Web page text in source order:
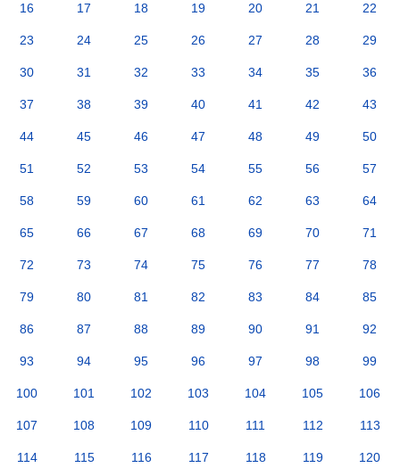
16 17 18 19 20 21 22
23 24 25 26 27 28 29
30 31 32 33 34 35 36
37 38 39 40 41 42 43
44 45 46 47 48 49 50
51 52 53 54 55 56 57
58 59 60 61 62 63 64
65 66 67 68 69 70 71
72 73 74 75 76 77 78
79 80 81 82 83 84 85
86 87 88 89 90 91 92
93 94 95 96 97 98 99
100 101 102 103 104 105 106
107 108 109 110 111 112 113
114 115 116 117 118 119 120